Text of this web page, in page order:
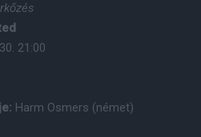
21:00
Harm Osmers (német)